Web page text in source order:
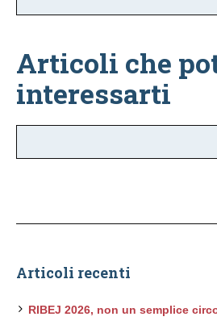
Articoli che
interessarti
Articoli recenti
RIBEJ 2026, non un semplice